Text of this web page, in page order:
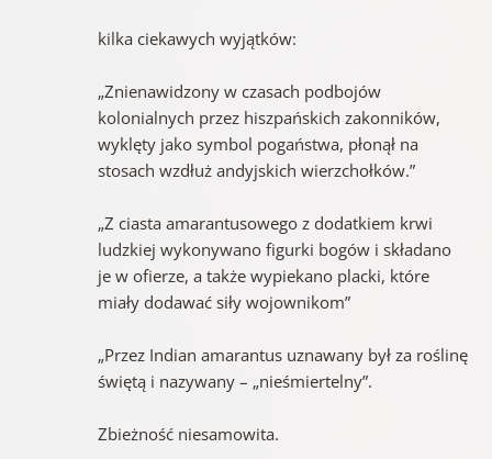
kilka ciekawych wyjątków:
„Znienawidzony w czasach podbojów
kolonialnych przez hiszpańskich zakonników,
wyklęty jako symbol pogaństwa, płonął na
stosach wzdłuż andyjskich wierzchołków.”
„Z ciasta amarantusowego z dodatkiem krwi
ludzkiej wykonywano figurki bogów i składano
je w ofierze, a także wypiekano placki, które
miały dodawać siły wojownikom”
„Przez Indian amarantus uznawany był za roślinę
świętą i nazywany – „nieśmiertelny”.
Zbieżność niesamowita.